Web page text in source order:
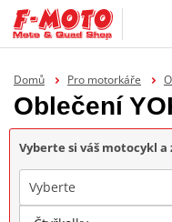
Domů Pro motorkáře
Oblečení
Vyberte si váš motocykl
Vyberte